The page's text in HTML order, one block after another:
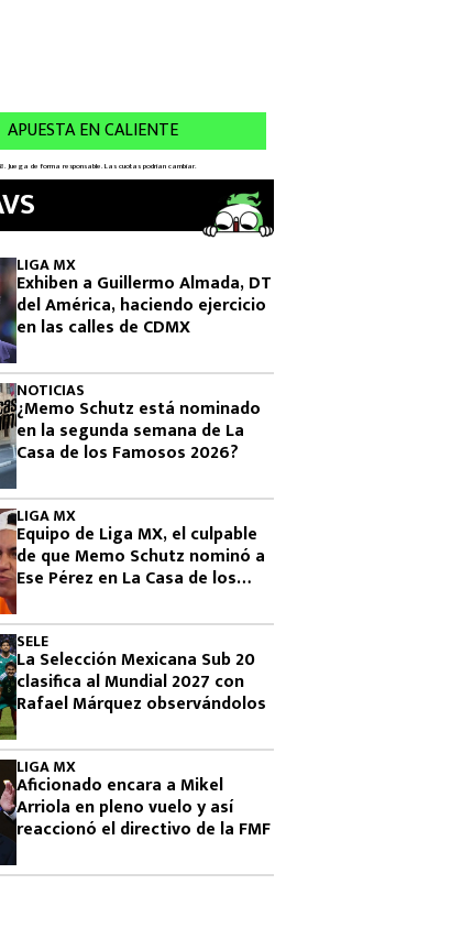
LIGA MX
Exhiben a Guillermo Almada, DT
del América, haciendo ejercicio
en las calles de CDMX
NOTICIAS
¿Memo Schutz está nominado
en la segunda semana de La
Casa de los Famosos 2026?
LIGA MX
Equipo de Liga MX, el culpable
de que Memo Schutz nominó a
Ese Pérez en La Casa de los
SELE
La Selección Mexicana Sub 20
clasifica al Mundial 2027 con
Rafael Márquez observándolos
LIGA MX
Aficionado encara a Mikel
Arriola en pleno vuelo y así
reaccionó el directivo de la FMF